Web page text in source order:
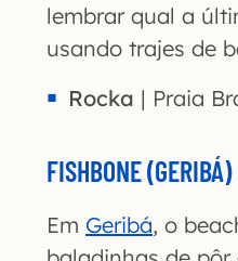
lembrar qual a
usando trajes de
Rocka | Praia
FISHBONE (GERIBÁ)
Em Geribá, o